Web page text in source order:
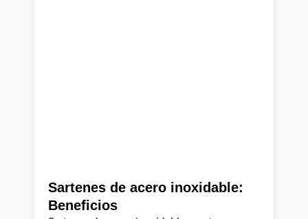
Sartenes de acero inoxidable:
Beneficios